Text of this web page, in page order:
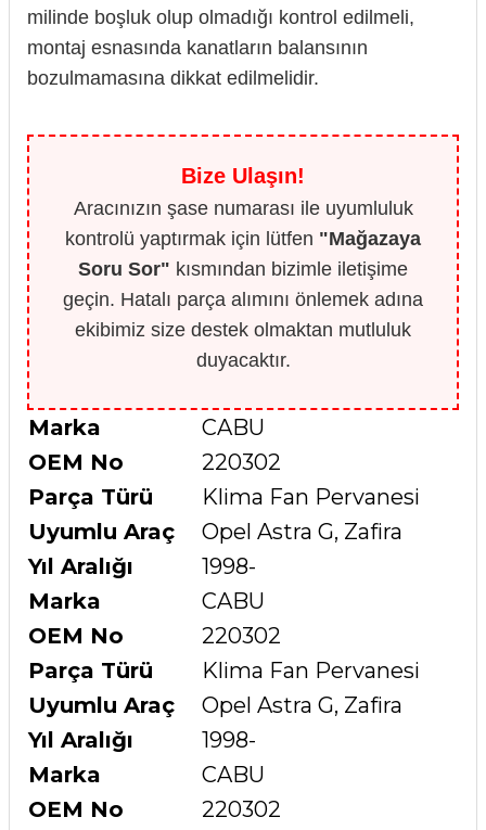
milinde boşluk olup olmadığı kontrol edilmeli,
montaj esnasında kanatların balansının
bozulmamasına dikkat edilmelidir.
Bize Ulaşın!
Aracınızın şase numarası ile uyumluluk
kontrolü yaptırmak için lütfen "Mağazaya
Soru Sor" kısmından bizimle iletişime
geçin. Hatalı parça alımını önlemek adına
ekibimiz size destek olmaktan mutluluk
duyacaktır.
Marka
CABU
OEM No
220302
Parça Türü
Klima Fan Pervanesi
Uyumlu Araç
Opel Astra G, Zafira
Yıl Aralığı
1998-
Marka
CABU
OEM No
220302
Parça Türü
Klima Fan Pervanesi
Uyumlu Araç
Opel Astra G, Zafira
Yıl Aralığı
1998-
Marka
CABU
OEM No
220302